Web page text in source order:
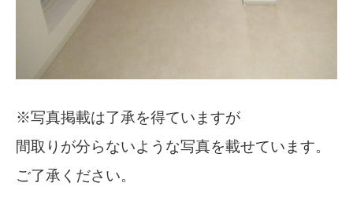
※写真掲載は了承を得ていますが
間取りが分らないような写真を載せています。
ご了承ください。